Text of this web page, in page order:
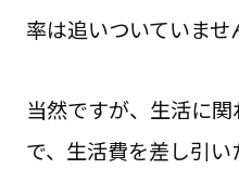
率は追いついていませ
当然ですが、生活に
で、生活費を差し引